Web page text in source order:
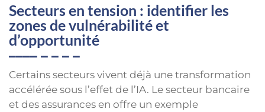
Secteurs en tension : identifier les
zones de vulnérabilité et
d’opportunité
Certains secteurs vivent déjà une transformation
accélérée sous l’effet de l’IA. Le secteur bancaire
et des assurances en offre un exemple